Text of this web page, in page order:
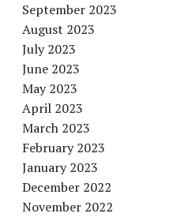
September 2023
August 2023
July 2023
June 2023
May 2023
April 2023
March 2023
February 2023
January 2023
December 2022
November 2022